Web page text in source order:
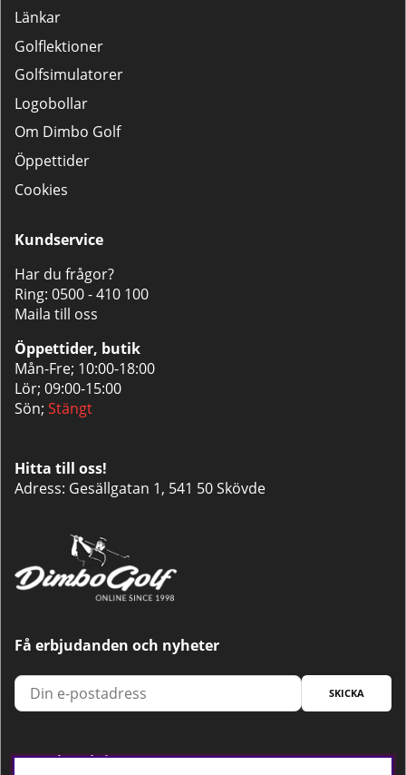
Länkar
Golflektioner
Golfsimulatorer
Logobollar
Om Dimbo Golf
Öppettider
Cookies
Kundservice
Har du frågor?
Ring: 0500 - 410 100
Maila till oss
Öppettider, butik
Mån-Fre; 10:00-18:00
Lör; 09:00-15:00
Sön; Stängt
Hitta till oss!
Adress: Gesällgatan 1, 541 50 Skövde
Få erbjudanden och nyheter
SKICKA
Trygg betalning